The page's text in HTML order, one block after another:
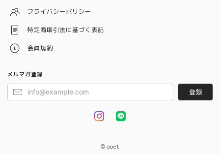
プライバシーポリシー
特定商取引法に基づく表記
会員規約
メルマガ登録
登録
© poet